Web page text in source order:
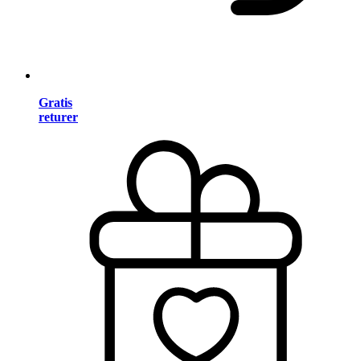
Gratis
returer